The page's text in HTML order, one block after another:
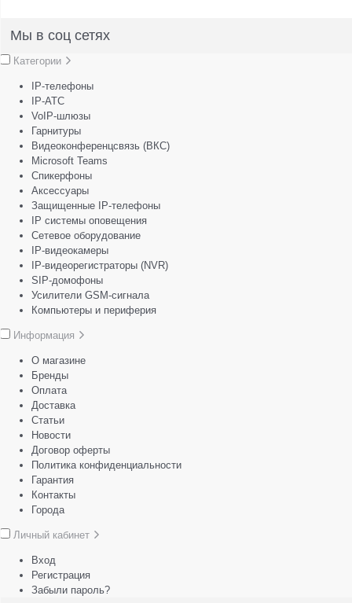
Мы в соц сетях
Категории
IP-телефоны
IP-АТС
VoIP-шлюзы
Гарнитуры
Видеоконференцсвязь (ВКС)
Microsoft Teams
Спикерфоны
Аксессуары
Защищенные IP-телефоны
IP системы оповещения
Сетевое оборудование
IP-видеокамеры
IP-видеорегистраторы (NVR)
SIP-домофоны
Усилители GSM-сигнала
Компьютеры и периферия
Информация
О магазине
Бренды
Оплата
Доставка
Статьи
Новости
Договор оферты
Политика конфиденциальности
Гарантия
Контакты
Города
Личный кабинет
Вход
Регистрация
Забыли пароль?